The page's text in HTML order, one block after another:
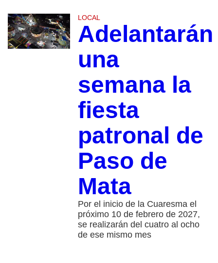
LOCAL
Adelantarán
una
semana la
fiesta
patronal de
Paso de
Mata
Por el inicio de la Cuaresma el
próximo 10 de febrero de 2027,
se realizarán del cuatro al ocho
de ese mismo mes